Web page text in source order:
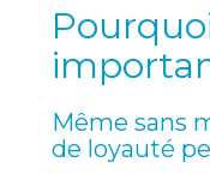
Même sans
de loyauté